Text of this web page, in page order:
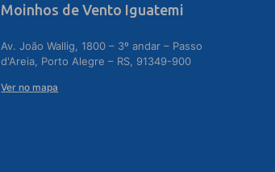
Moinhos de Vento Iguatemi
Av. João Wallig, 1800 – 3º andar – Passo
d'Areia, Porto Alegre – RS, 91349-900
Ver no mapa